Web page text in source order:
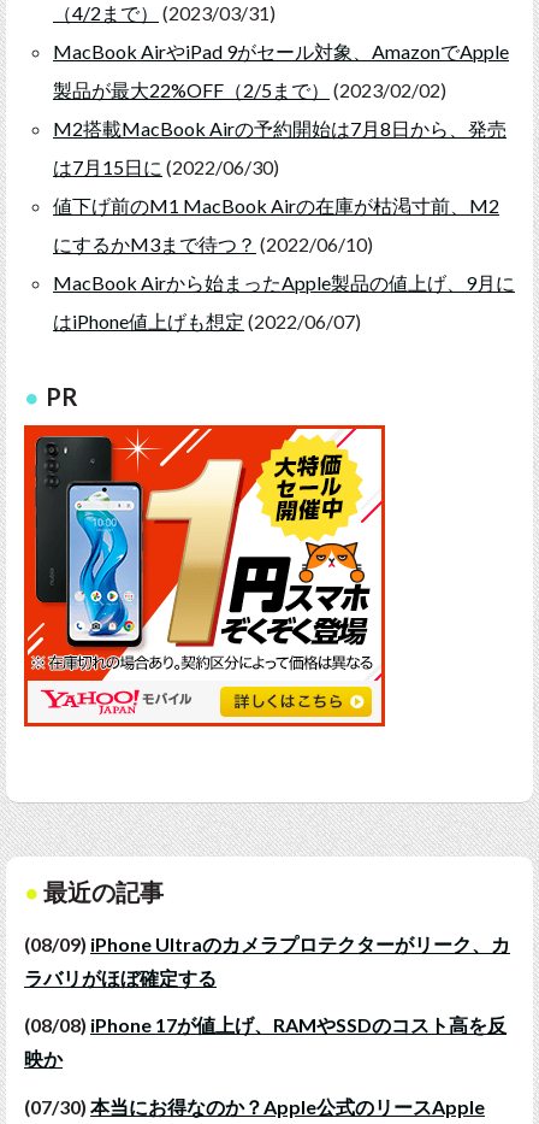
（4/2まで）
(2023/03/31)
MacBook AirやiPad 9がセール対象、AmazonでApple
製品が最大22%OFF（2/5まで）
(2023/02/02)
M2搭載MacBook Airの予約開始は7月8日から、発売
は7月15日に (2022/06/30)
値下げ前のM1 MacBook Airの在庫が枯渇寸前、M2
にするかM3まで待つ？ (2022/06/10)
MacBook Airから始まったApple製品の値上げ、9月に
はiPhone値上げも想定 (2022/06/07)
PR
最近の記事
(08/09) iPhone Ultraのカメラプロテクターがリーク、カ
ラバリがほぼ確定する
(08/08) iPhone 17が値上げ、RAMやSSDのコスト高を反
映か
(07/30) 本当にお得なのか？Apple公式のリースApple